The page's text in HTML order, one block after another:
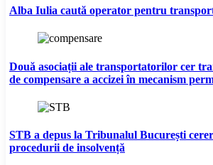
Alba Iulia caută operator pentru
Două asociații ale transportatorilor cer
de compensare a accizei în mecanism
STB a depus la Tribunalul București
procedurii de insolvență